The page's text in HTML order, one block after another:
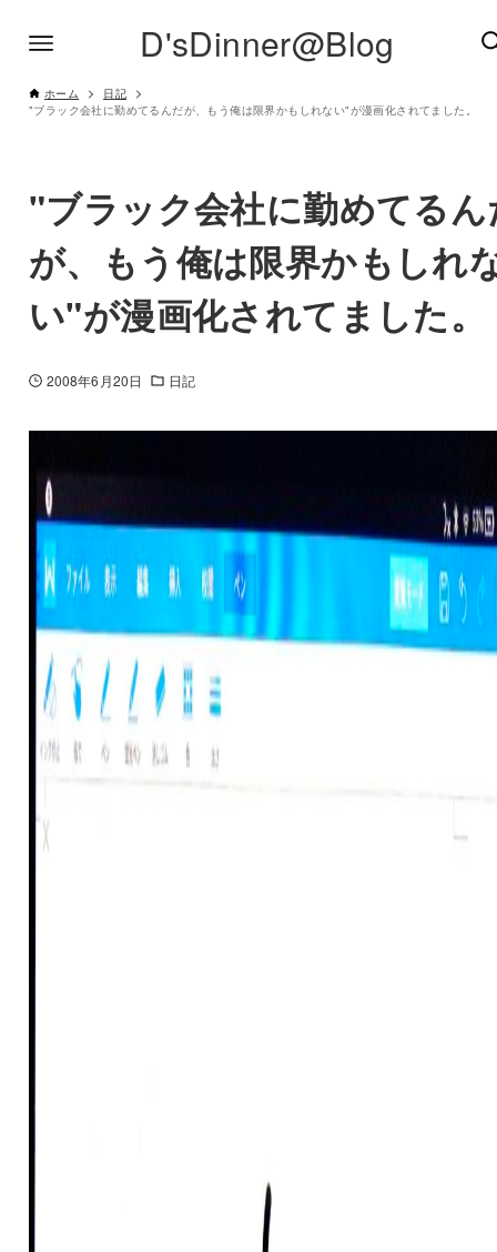
D'sDinner@Blog
ホーム
日記
"ブラック会社に勤めてるんだが、もう俺は限界かもしれない"が漫画化されてました。
"ブラック会社に勤めてる
が、もう俺は限界かもしれ
い"が漫画化されてました。
2008年6月20日 日記